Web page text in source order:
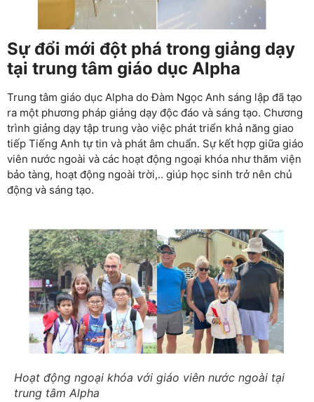
Sự đổi mới đột phá trong giảng dạy
tại trung tâm giáo dục Alpha
Trung tâm giáo dục Alpha do Đàm Ngọc Anh sáng lập đã tạo
ra một phương pháp giảng dạy độc đáo và sáng tạo. Chương
trình giảng dạy tập trung vào việc phát triển khả năng giao
tiếp Tiếng Anh tự tin và phát âm chuẩn. Sự kết hợp giữa giáo
viên nước ngoài và các hoạt động ngoại khóa như thăm viện
bảo tàng, hoạt động ngoài trời,.. giúp học sinh trở nên chủ
động và sáng tạo.
Hoạt động ngoại khóa với giáo viên nước ngoài tại
trung tâm Alpha